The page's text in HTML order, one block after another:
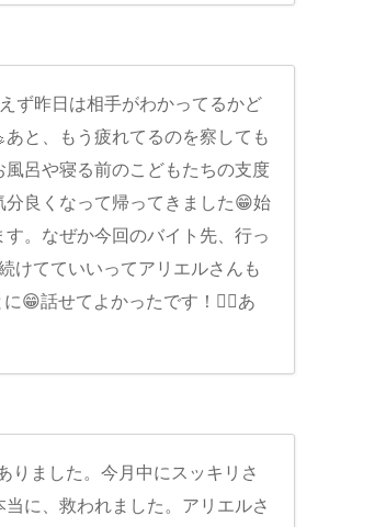
ず昨日は相手がわかってるかど
と、もう疲れてるのを察しても
呂や寝る前のこどもたちの支度
良くなって帰ってきました😁始
。なぜか今回のバイト先、行っ
けてていいってアリエルさんも
😁話せてよかったです！🙋‍♀️あ
りました。今月中にスッキリさ
に、救われました。アリエルさ